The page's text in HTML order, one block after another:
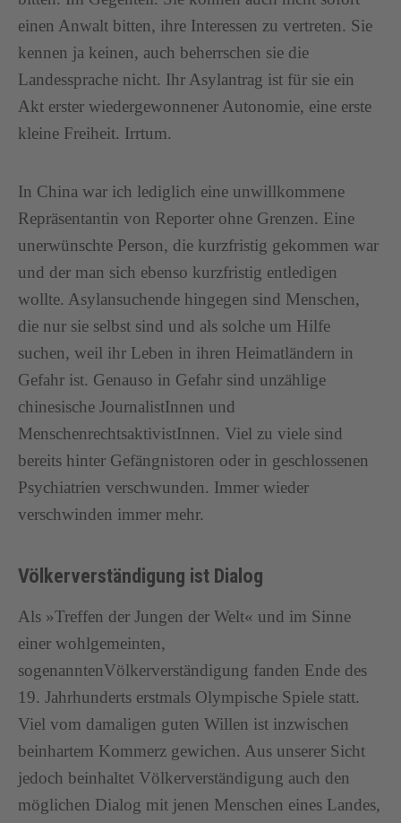
einen Anwalt bitten, ihre Interessen zu vertreten. Sie
kennen ja keinen, auch beherrschen sie die
Landessprache nicht. Ihr Asylantrag ist für sie ein
Akt erster wiedergewonnener Autonomie, eine erste
kleine Freiheit. Irrtum.
In China war ich lediglich eine unwillkommene
Repräsentantin von Reporter ohne Grenzen. Eine
unerwünschte Person, die kurzfristig gekommen war
und der man sich ebenso kurzfristig entledigen
wollte. Asylansuchende hingegen sind Menschen,
die nur sie selbst sind und als solche um Hilfe
suchen, weil ihr Leben in ihren Heimatländern in
Gefahr ist. Genauso in Gefahr sind unzählige
chinesische JournalistInnen und
MenschenrechtsaktivistInnen. Viel zu viele sind
bereits hinter Gefängnistoren oder in geschlossenen
Psychiatrien verschwunden. Immer wieder
verschwinden immer mehr.
Völkerverständigung ist Dialog
Als »Treffen der Jungen der Welt« und im Sinne
einer wohlgemeinten,
sogenanntenVölkerverständigung fanden Ende des
19. Jahrhunderts erstmals Olympische Spiele statt.
Viel vom damaligen guten Willen ist inzwischen
beinhartem Kommerz gewichen. Aus unserer Sicht
jedoch beinhaltet Völkerverständigung auch den
möglichen Dialog mit jenen Menschen eines Landes,